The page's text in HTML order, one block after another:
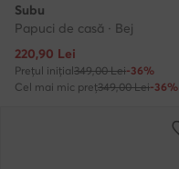
Subu
Papuci de casă · Bej
Prețul actual
220,90 Lei
Prețul inițial349,00 Lei-36%
Cel mai mic preț349,00 Lei-36%